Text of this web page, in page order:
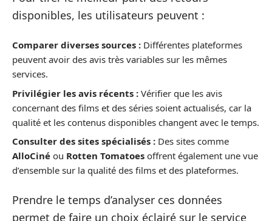
disponibles, les utilisateurs peuvent :
Comparer diverses sources : Différentes plateformes
peuvent avoir des avis très variables sur les mêmes
services.
Privilégier les avis récents : Vérifier que les avis
concernant des films et des séries soient actualisés, car la
qualité et les contenus disponibles changent avec le temps.
Consulter des sites spécialisés : Des sites comme
AlloCiné ou Rotten Tomatoes offrent également une vue
d’ensemble sur la qualité des films et des plateformes.
Prendre le temps d’analyser ces données
permet de faire un choix éclairé sur le service